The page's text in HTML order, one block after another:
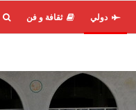
دولي ثقافة و فن